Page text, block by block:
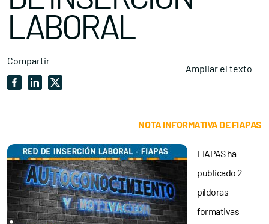
LABORAL
Compartir
Ampliar el texto
NOTA INFORMATIVA DE FIAPAS
FIAPASha
publicado 2
píldoras
formativas